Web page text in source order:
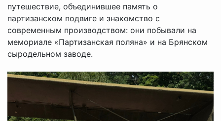
путешествие, объединившее память о
партизанском подвиге и знакомство с
современным производством: они побывали на
мемориале «Партизанская поляна» и на Брянском
сыродельном заводе.